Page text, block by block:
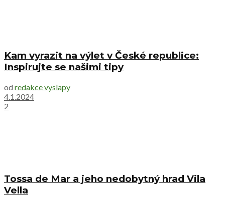
Kam vyrazit na výlet v České republice:
Inspirujte se našimi tipy
od redakce vyslapy
4.1.2024
2
Tossa de Mar a jeho nedobytný hrad Vila
Vella